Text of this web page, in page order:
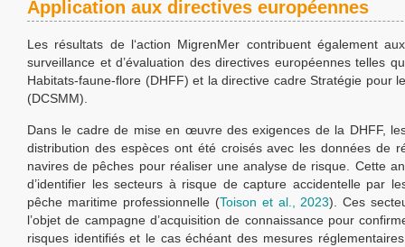
Application aux directives européennes
Les résultats de l‘action MigrenMer contribuent également
surveillance et d’évaluation des directives européennes telles
Habitats-faune-flore (DHFF) et la directive cadre Stratégie pour
(DCSMM).
Dans le cadre de mise en œuvre des exigences de la DHFF,
distribution des espèces ont été croisés avec les données de
navires de pêches pour réaliser une analyse de risque. Cette
d’identifier les secteurs à risque de capture accidentelle par
pêche maritime professionnelle (Toison et al., 2023). Ces
l’objet de campagne d’acquisition de connaissance pour
risques identifiés et le cas échéant des mesures